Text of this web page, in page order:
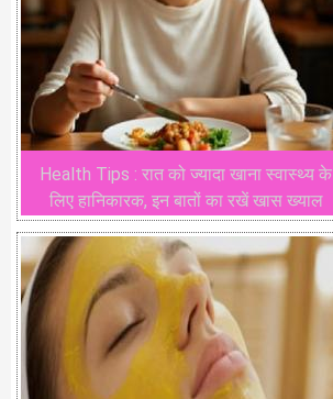
Health Tips : रात को ज्यादा खाना स्वास्थ्य के
लिए हानिकारक, इन बातों का रखें खास ख्याल